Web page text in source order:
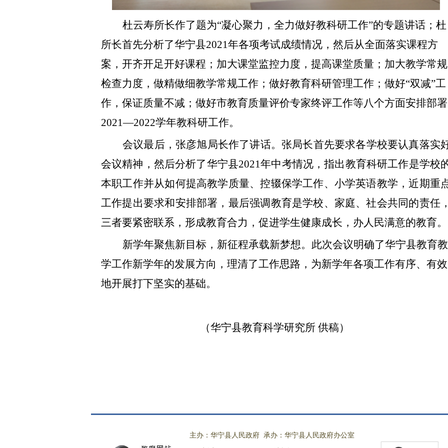
杜云寿所长作了题为“凝心聚力，全力做好教科研工作”的专题讲话；杜
所长首先分析了华宁县2021年各项考试成绩情况，然后从全面落实课程方
案，开齐开足开好课程；加大课堂监控力度，提高课堂质量；加大教学常规
检查力度，做精做细教学常规工作；做好教育科研管理工作；做好“双减”工
作，保证质量不减；做好市教育质量评价专家终评工作等八个方面安排部署
2021—2022学年教科研工作。
会议最后，张彦旭局长作了讲话。张局长首先要求各学校要认真落实
会议精神，然后分析了华宁县2021年中考情况，指出教育科研工作是学校
本职工作并从如何提高教学质量、控辍保学工作、小学英语教学，近期重
工作提出要求和安排部署，最后强调教育是学校、家庭、社会共同的责任，
三者要紧密联系，形成教育合力，促进学生健康成长，办人民满意的教育。
新学年聚焦新目标，新征程承载新梦想。此次会议明确了华宁县教育教
学工作新学年的发展方向，理清了工作思路，为新学年各项工作有序、有效
地开展打下坚实的基础。
（华宁县教育科学研究所 供稿）
主办：华宁县人民政府 承办：华宁县人民政府办公室